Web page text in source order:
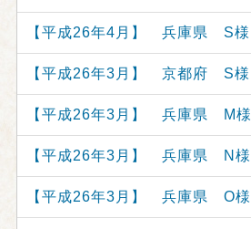
【平成26年4月】 兵庫県 S様
【平成26年3月】 京都府 S様
【平成26年3月】 兵庫県 M様
【平成26年3月】 兵庫県 N様
【平成26年3月】 兵庫県 O様